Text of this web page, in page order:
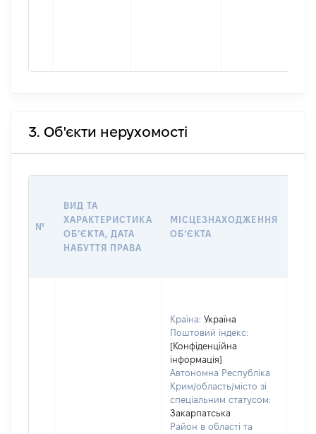
3. Об'єкти нерухомості
№
ВИД ТА
ХАРАКТЕРИСТИКА
ОБʼЄКТА, ДАТА
НАБУТТЯ ПРАВА
МІСЦЕЗНАХОДЖЕННЯ
ОБʼЄКТА
Країна: Україна
Поштовий індекс:
[Конфіденційна
інформація]
Автономна Республіка
Крим/область/місто зі
спеціальним статусом:
Закарпатська
Район в області та